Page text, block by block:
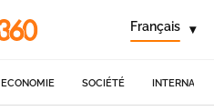
Français ▾
ECONOMIE SOCIÉTÉ